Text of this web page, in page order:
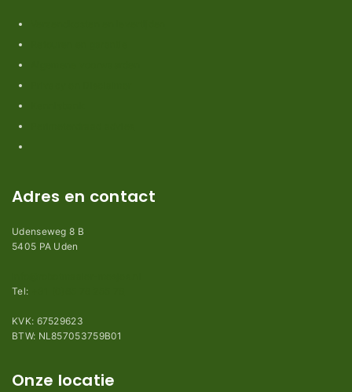
Adres en contact
Udenseweg 8 B
5405 PA Uden
Tel:
KVK: 67529623
BTW: NL857053759B01
Onze locatie